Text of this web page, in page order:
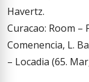
Havertz.
Curacao: Room –
Comenencia, L.
– Locadia (65.